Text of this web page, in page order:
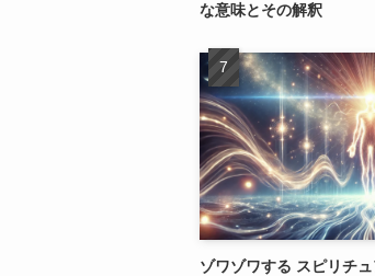
な意味とその解釈
ゾワゾワする スピリチ